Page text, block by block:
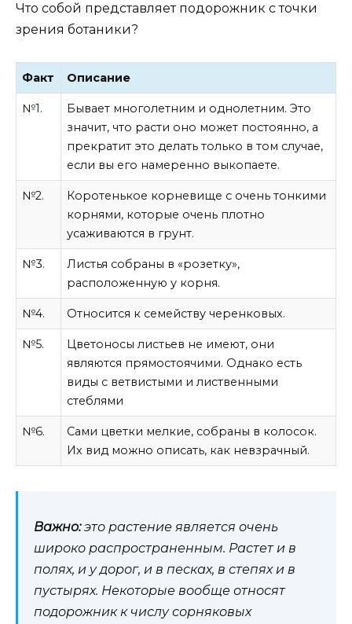
Что собой представляет подорожник с точки
зрения ботаники?
Факт Описание
№1.
Бывает многолетним и однолетним. Это
значит, что расти оно может постоянно, а
прекратит это делать только в том случае,
если вы его намеренно выкопаете.
№2.
Коротенькое корневище с очень тонкими
корнями, которые очень плотно
усаживаются в грунт.
№3.
Листья собраны в «розетку»,
расположенную у корня.
№4. Относится к семейству черенковых.
№5.
Цветоносы листьев не имеют, они
являются прямостоячими. Однако есть
виды с ветвистыми и лиственными
стеблями
№6.
Сами цветки мелкие, собраны в колосок.
Их вид можно описать, как невзрачный.
Важно:это растение является очень
широко распространенным. Растет и в
полях, и у дорог, и в песках, в степях и в
пустырях. Некоторые вообще относят
подорожник к числу сорняковых